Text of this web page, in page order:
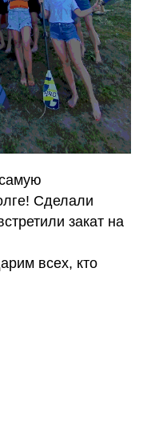
Сделали
закат на
всех, кто